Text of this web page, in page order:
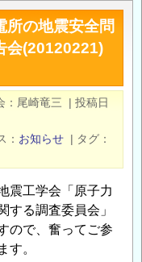
所の地震安全問
会(20120221)
：尾崎竜三 | 投稿日
お知らせ | タグ
震工学会「原子力
する調査委員会」
ので、奮ってご参
す。